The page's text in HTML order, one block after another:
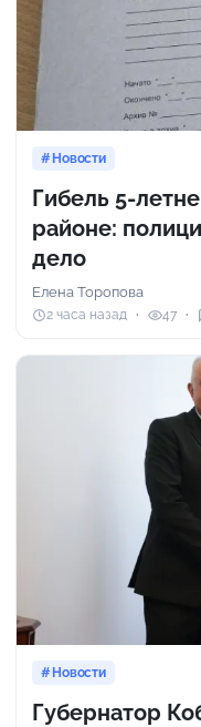
Новости
Гибель 5-
районе:
дело
Елена Торопова
2 часа назад 47
Новости
Губернатор